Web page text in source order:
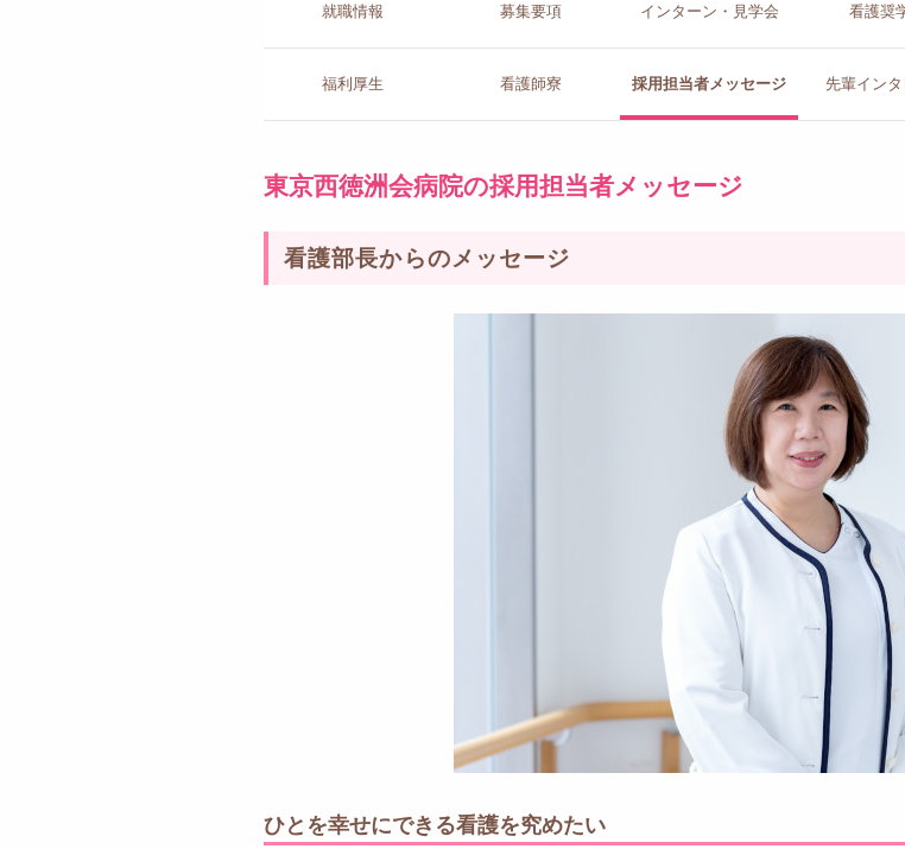
就職情報 募集要項 インターン ・見学会 看護奨
福利厚生 看護師寮 採用担当者メッセージ 先輩イン
東京西徳洲会病院の採用担当者メッセージ
看護部長からのメッセージ
ひとを幸せにできる看護を究めたい